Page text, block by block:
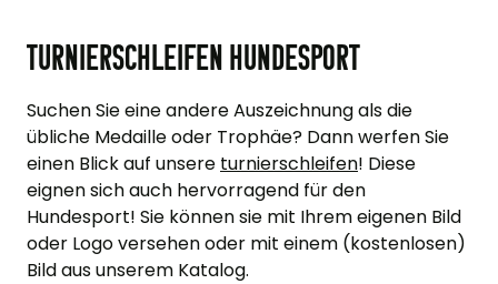
Turnierschleifen Hundesport
Suchen Sie eine andere Auszeichnung als die
übliche Medaille oder Trophäe? Dann werfen Sie
einen Blick auf unsere turnierschleifen! Diese
eignen sich auch hervorragend für den
Hundesport! Sie können sie mit Ihrem eigenen Bild
oder Logo versehen oder mit einem (kostenlosen)
Bild aus unserem Katalog.